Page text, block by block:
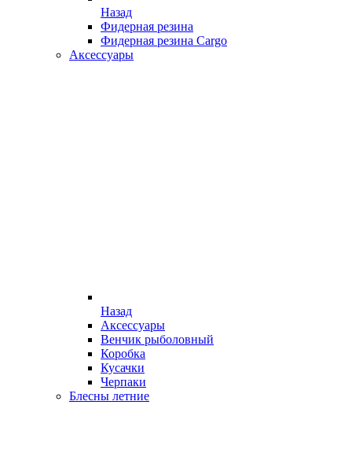
Назад
Фидерная резина
Фидерная резина Cargo
Аксессуары
Назад
Аксессуары
Венчик рыболовный
Коробка
Кусачки
Черпаки
Блесны летние